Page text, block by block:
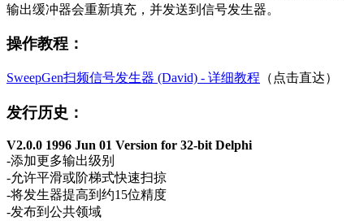
输出缓冲器会重新填充，并发送到信号发生器。
操作教程：
SweepGen扫频信号发生器 (David) - 详细教程 （点击直达）
发行历史：
V2.0.0 1996 Jun 01 Version for 32-bit Delphi
-添加更多输出级别
-允许平滑或阶梯式快速扫掠
-将发生器提高到约15位精度
-发布到公共领域